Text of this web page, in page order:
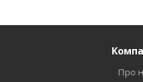
Про